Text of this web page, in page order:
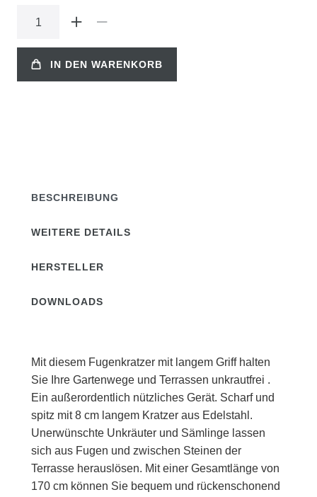
IN DEN WARENKORB
BESCHREIBUNG
WEITERE DETAILS
HERSTELLER
DOWNLOADS
Mit diesem Fugenkratzer mit langem Griff halten
Sie Ihre Gartenwege und Terrassen unkrautfrei .
Ein außerordentlich nützliches Gerät. Scharf und
spitz mit 8 cm langem Kratzer aus Edelstahl.
Unerwünschte Unkräuter und Sämlinge lassen
sich aus Fugen und zwischen Steinen der
Terrasse herauslösen. Mit einer Gesamtlänge von
170 cm können Sie bequem und rückenschonend